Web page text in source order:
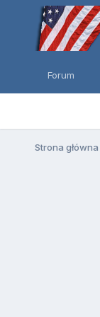
Forum
Strona główna